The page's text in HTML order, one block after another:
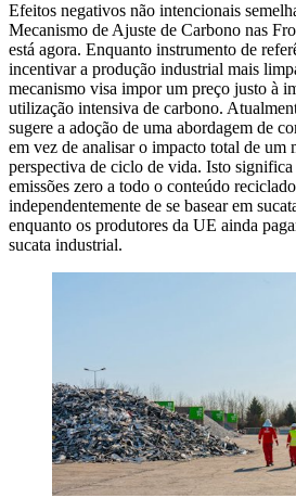
Efeitos negativos não intencionais
Mecanismo de Ajuste de Carbono nas
está agora. Enquanto instrumento de
incentivar a produção industrial mais
mecanismo visa impor um preço justo à
utilização intensiva de carbono.
sugere a adoção de uma abordagem de
em vez de analisar o impacto total de um
perspectiva de ciclo de vida. Isto significa
emissões zero a todo o conteúdo
independentemente de se basear em
enquanto os produtores da UE ainda
sucata industrial.